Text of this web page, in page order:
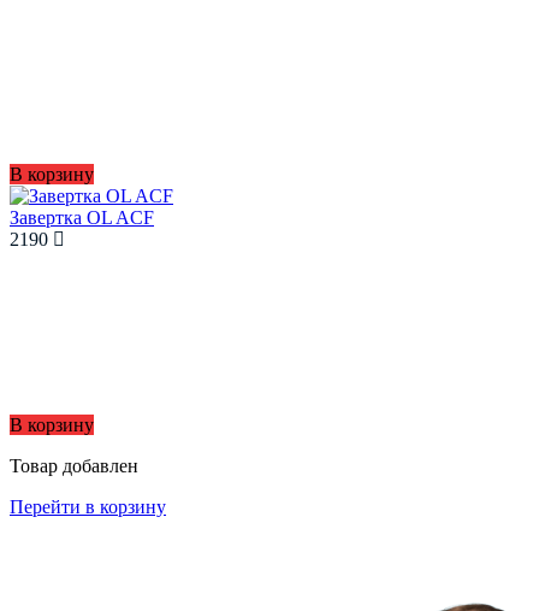
В корзину
Завертка OL ACF
2190
В корзину
Товар добавлен
Перейти в корзину